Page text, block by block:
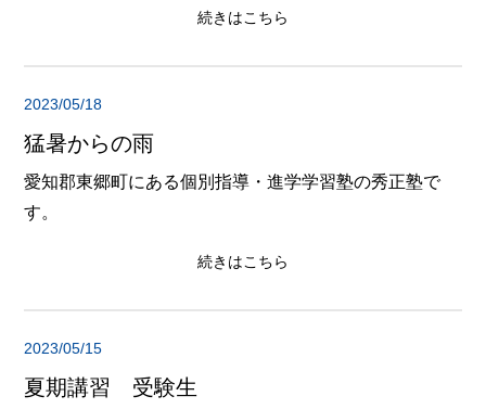
続きはこちら
2023/05/18
猛暑からの雨
愛知郡東郷町にある個別指導・進学学習塾の秀正塾で
す。
続きはこちら
2023/05/15
夏期講習 受験生